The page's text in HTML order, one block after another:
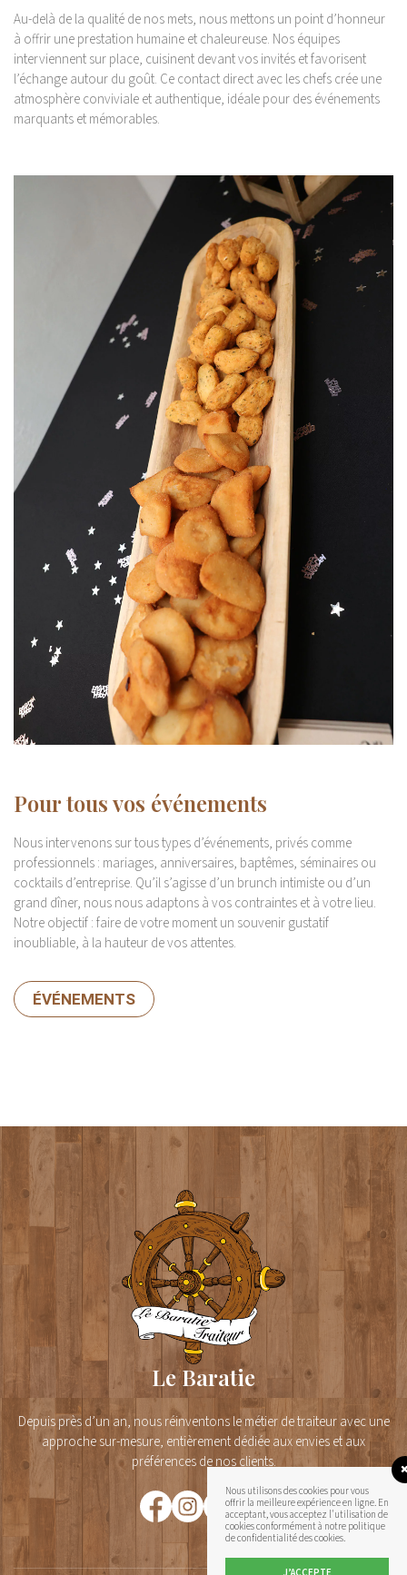
Au-delà de la qualité de nos mets, nous mettons un point d’honneur
à offrir une prestation humaine et chaleureuse. Nos équipes
interviennent sur place, cuisinent devant vos invités et favorisent
l’échange autour du goût. Ce contact direct avec les chefs crée une
atmosphère conviviale et authentique, idéale pour des événements
marquants et mémorables.
Pour tous vos événements
Nous intervenons sur tous types d’événements, privés comme
professionnels : mariages, anniversaires, baptêmes, séminaires ou
cocktails d’entreprise. Qu’il s’agisse d’un brunch intimiste ou d’un
grand dîner, nous nous adaptons à vos contraintes et à votre lieu.
Notre objectif : faire de votre moment un souvenir gustatif
inoubliable, à la hauteur de vos attentes.
ÉVÉNEMENTS
Le Baratie
Depuis près d’un an, nous réinventons le métier de traiteur avec une
approche sur-mesure, entièrement dédiée aux envies et aux
préférences de nos clients.
Nous utilisons des cookies pour vous
offrir la meilleure expérience en ligne. En
acceptant, vous acceptez l'utilisation de
cookies conformément à notre politique
de confidentialité des cookies.